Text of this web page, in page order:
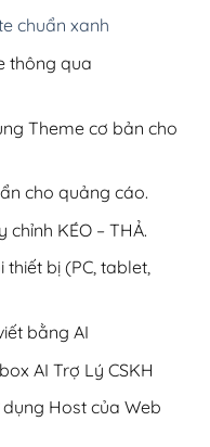
chuẩn xanh
thông qua
Theme cơ bản cho
cho quảng cáo.
KÉO – THẢ.
bị (PC, tablet,
bằng AI
AI Trợ Lý CSKH
Host của Web